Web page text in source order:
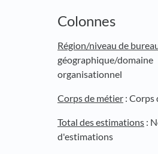
Colonnes
Région/niveau de
géographique/domaine
organisationnel
Corps de métier : Corps
Total des estimations :
d'estimations